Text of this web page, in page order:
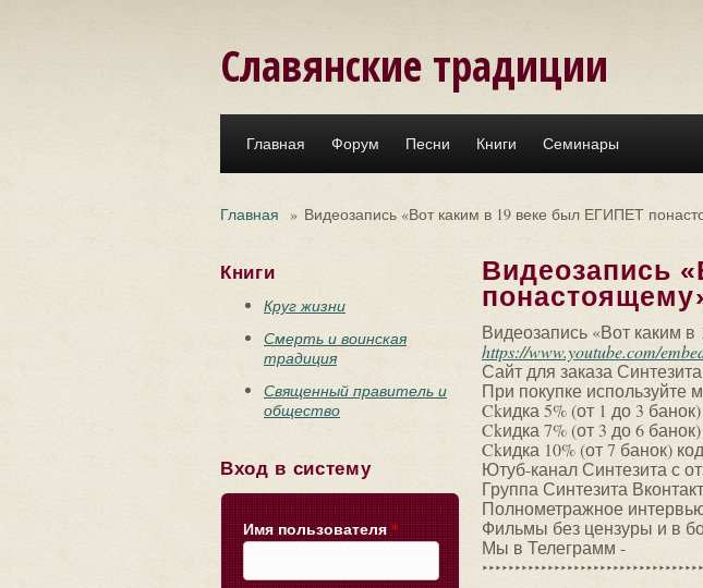
Славянские традиции
Главная Форум Песни Книги Семинары
Главная » Видеозапись «Вот каким в 19 веке был ЕГИПЕТ
Книги
Круг жизни
Смерть и воинская
традиция
Священный правитель и
общество
Вход в систему
Имя пользователя *
Видеозапись
Видеозапись «Вот каким
https://www.youtube.com/
Сайт для заказа
При покупке используйте
Ckидка 5% (от 1 до 3
Ckидка 7% (от 3 до 6
Ckидка 10% (от 7 банок)
Ютуб-канал Синтезита с
Группа Синтезита
Полнометражное
Фильмы без цензуры и в
Мы в Телеграмм -